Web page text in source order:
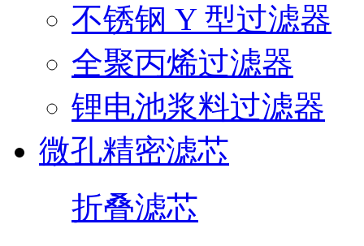
不锈钢 Y 型过滤器
全聚丙烯过滤器
锂电池浆料过滤器
微孔精密滤芯
折叠滤芯